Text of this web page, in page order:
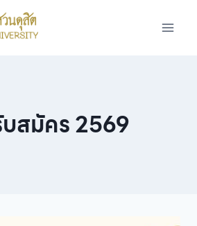
สมัคร 2569